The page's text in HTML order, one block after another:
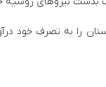
را به تصرف خود